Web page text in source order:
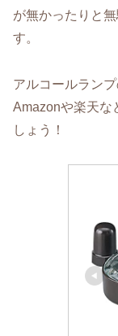
が無かったりと
す。
アルコールラン
Amazonや楽天な
しょう！